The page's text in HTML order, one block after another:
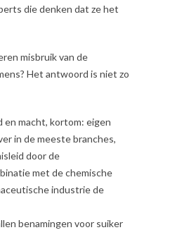
die denken dat ze het
misbruik van de
Het antwoord is niet zo
en macht, kortom: eigen
in de meeste branches,
door de
met de chemische
industrie de
benamingen voor suiker